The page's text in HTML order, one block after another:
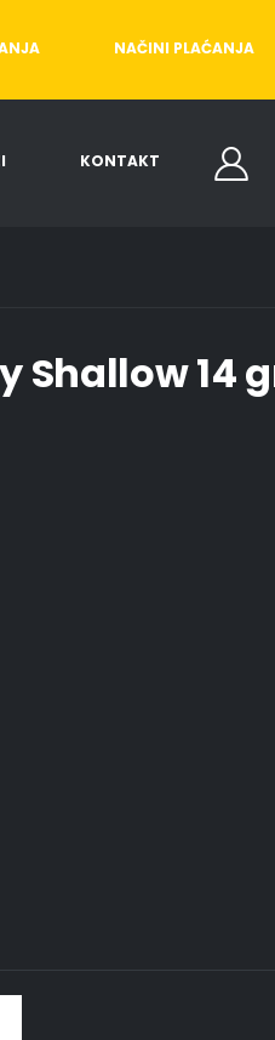
NAČINI PLAĆANJA
KONTAKT
Shallow 14